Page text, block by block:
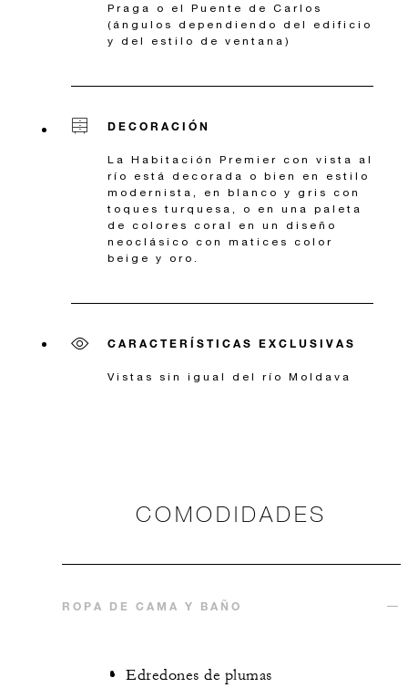
Praga o el Puente de Carlos
(ángulos dependiendo del edificio
y del estilo de ventana)
DECORACIÓN
La Habitación Premier con vista al
río está decorada o bien en estilo
modernista, en blanco y gris con
toques turquesa, o en una paleta
de colores coral en un diseño
neoclásico con matices color
beige y oro.
CARACTERÍSTICAS EXCLUSIVAS
Vistas sin igual del río Moldava
COMODIDADES
ROPA DE CAMA Y BAÑO
Edredones de plumas